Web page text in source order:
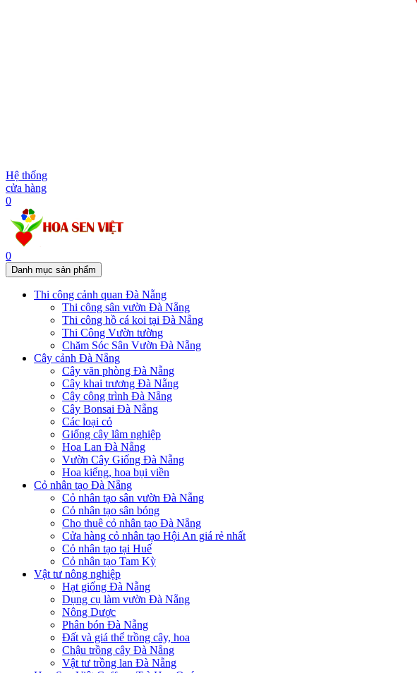
Hệ thống
cửa hàng
0
0
Danh mục sản phẩm
Thi công cảnh quan Đà Nẵng
Thi công sân vườn Đà Nẵng
Thi công hồ cá koi tại Đà Nẵng
Thi Công Vườn tường
Chăm Sóc Sân Vườn Đà Nẵng
Cây cảnh Đà Nẵng
Cây văn phòng Đà Nẵng
Cây khai trương Đà Nẵng
Cây công trình Đà Nẵng
Cây Bonsai Đà Nẵng
Các loại cỏ
Giống cây lâm nghiệp
Hoa Lan Đà Nẵng
Vườn Cây Giống Đà Nẵng
Hoa kiểng, hoa bụi viền
Cỏ nhân tạo Đà Nẵng
Cỏ nhân tạo sân vườn Đà Nẵng
Cỏ nhân tạo sân bóng
Cho thuê cỏ nhân tạo Đà Nẵng
Cửa hàng cỏ nhân tạo Hội An giá rẻ nhất
Cỏ nhân tạo tại Huế
Cỏ nhân tạo Tam Kỳ
Vật tư nông nghiệp
Hạt giống Đà Nẵng
Dụng cụ làm vườn Đà Nẵng
Nông Dược
Phân bón Đà Nẵng
Đất và giá thể trồng cây, hoa
Chậu trồng cây Đà Nẵng
Vật tư trồng lan Đà Nẵng